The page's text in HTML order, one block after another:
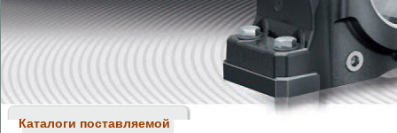
Каталоги поставляемой